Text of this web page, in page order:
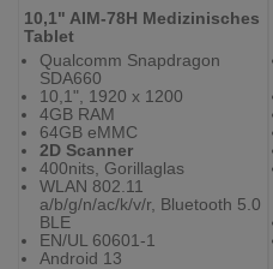
10,1" AIM-78H Medizinisches
Tablet
Qualcomm Snapdragon
SDA660
10,1", 1920 x 1200
4GB RAM
64GB eMMC
2D Scanner
400nits, Gorillaglas
WLAN 802.11
a/b/g/n/ac/k/v/r, Bluetooth 5.0
BLE
EN/UL 60601-1
Android 13